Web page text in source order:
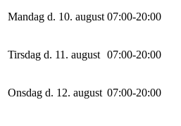
Mandag d. 10. august 07:00-20:00
Tirsdag d. 11. august 07:00-20:00
Onsdag d. 12. august 07:00-20:00